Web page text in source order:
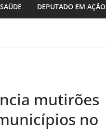
SAÚDE DEPUTADO EM AÇÃO
mutirões
no